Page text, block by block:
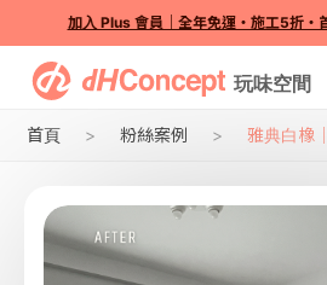
加入 Plus 會員｜全年免運・施工5折・
首頁 粉絲案例 雅典白橡